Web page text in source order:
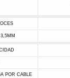
POR CABLE